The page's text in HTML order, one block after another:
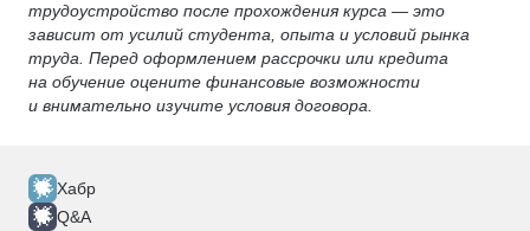
трудоустройство после прохождения курса — это
зависит от усилий студента, опыта и условий рынка
труда. Перед оформлением рассрочки или кредита
на обучение оцените финансовые возможности
и внимательно изучите условия договора.
Хабр
Q&A